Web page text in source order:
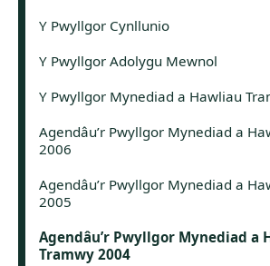
Y Pwyllgor Cynllunio
Y Pwyllgor Adolygu Mewnol
Y Pwyllgor Mynediad a Hawliau
Agendâu’r Pwyllgor Mynediad a
2006
Agendâu’r Pwyllgor Mynediad a
2005
Agendâu’r Pwyllgor Mynediad a
Tramwy 2004